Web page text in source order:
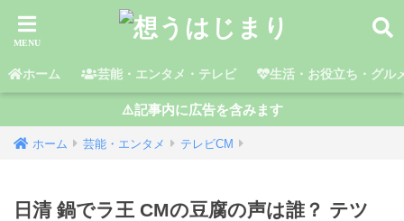
ホーム 芸能・エンタメ・テレビ 生活・お役立ち・グル
⚠️記事内に広告を含みます
ホーム 芸能・エンタメ テレビCM
日清 鍋でラ王 CMの豆腐の声は誰？ テツ